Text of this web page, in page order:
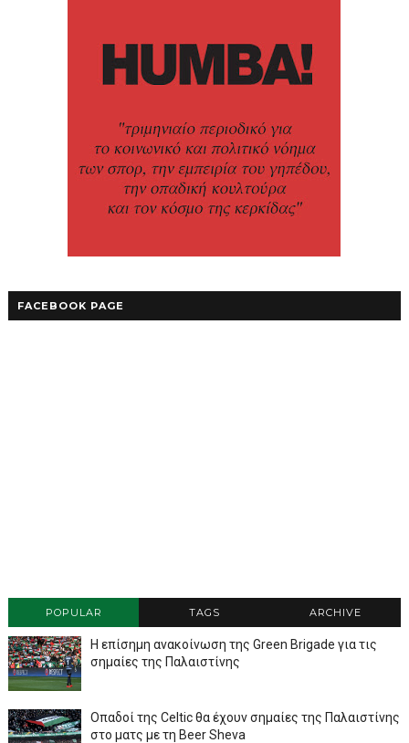
FACEBOOK PAGE
POPULAR TAGS ARCHIVE
Η επίσημη ανακοίνωση της Green Brigade για τις
σημαίες της Παλαιστίνης
Οπαδοί της Celtic θα έχουν σημαίες της Παλαιστίνης
στο ματς με τη Beer Sheva